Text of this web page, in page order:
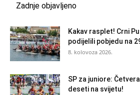
Zadnje objavljeno
Kakav rasplet! Crni
podijelili pobjedu na
8. kolovoza 2026.
SP za juniore:
deseti na svijetu!